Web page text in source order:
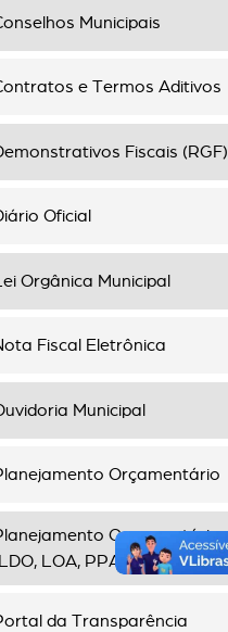
Municipais
e Termos Aditivos
Fiscais (RGF)
Oficial
Orgânica Municipal
Fiscal Eletrônica
Municipal
Orçamentário
Orçamentário
LOA, PPA)
da Transparência